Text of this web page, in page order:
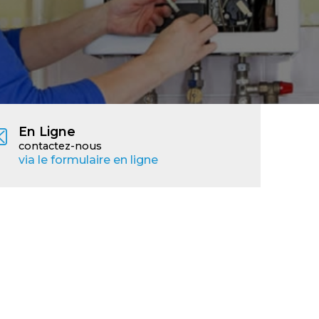
En Ligne
contactez-nous
via le formulaire en ligne